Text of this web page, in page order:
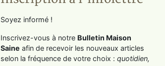
Soyez informé !
Inscrivez-vous à notre Bulletin Maison
Saine afin de recevoir les nouveaux articles
selon la fréquence de votre choix : quotidien,